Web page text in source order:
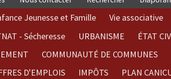
Jeunesse et Famille Vie associative
- Sécheresse URBANISME ÉTAT
COMMUNAUTÉ DE COMMUNES
D'EMPLOIS IMPÔTS PLAN